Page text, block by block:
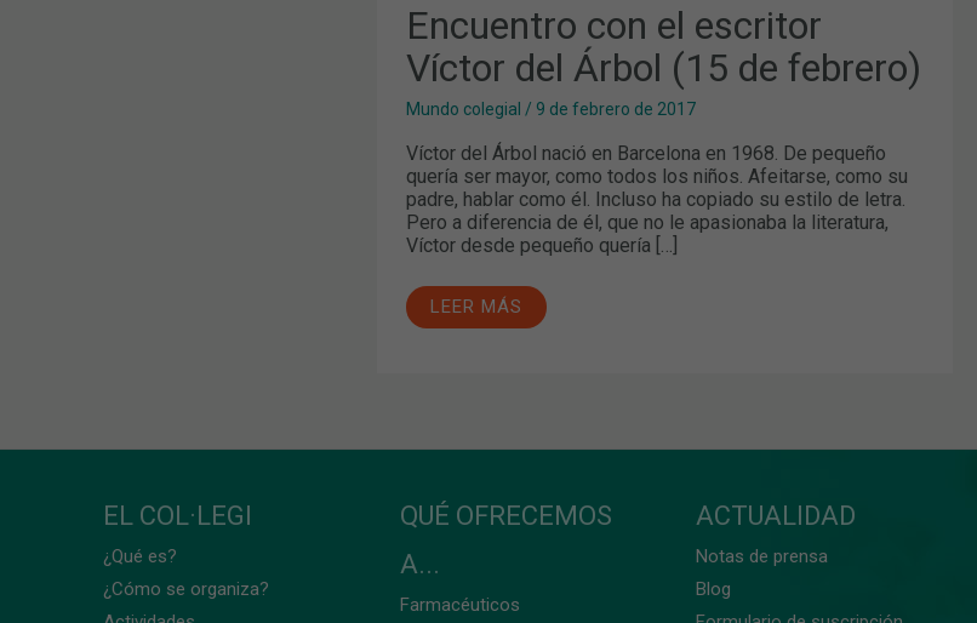
Encuentro con el escritor
Víctor del Árbol (15 de febrero)
Mundo colegial / 9 de febrero de 2017
Víctor del Árbol nació en Barcelona en 1968. De pequeño
quería ser mayor, como todos los niños. Afeitarse, como su
padre, hablar como él. Incluso ha copiado su estilo de letra.
Pero a diferencia de él, que no le apasionaba la literatura,
Víctor desde pequeño quería […]
(15
DE
FEBRERO)
LEER MÁS
EL COL·LEGI
¿Qué es?
¿Cómo se organiza?
QUÉ OFRECEMOS
A...
Farmacéuticos
ACTUALIDAD
Notas de prensa
Blog